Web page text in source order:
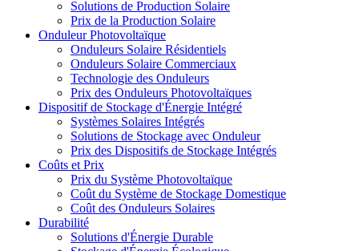
Solutions de Production Solaire
Prix de la Production Solaire
Onduleur Photovoltaïque
Onduleurs Solaire Résidentiels
Onduleurs Solaire Commerciaux
Technologie des Onduleurs
Prix des Onduleurs Photovoltaïques
Dispositif de Stockage d'Énergie Intégré
Systèmes Solaires Intégrés
Solutions de Stockage avec Onduleur
Prix des Dispositifs de Stockage Intégrés
Coûts et Prix
Prix du Système Photovoltaïque
Coût du Système de Stockage Domestique
Coût des Onduleurs Solaires
Durabilité
Solutions d'Énergie Durable